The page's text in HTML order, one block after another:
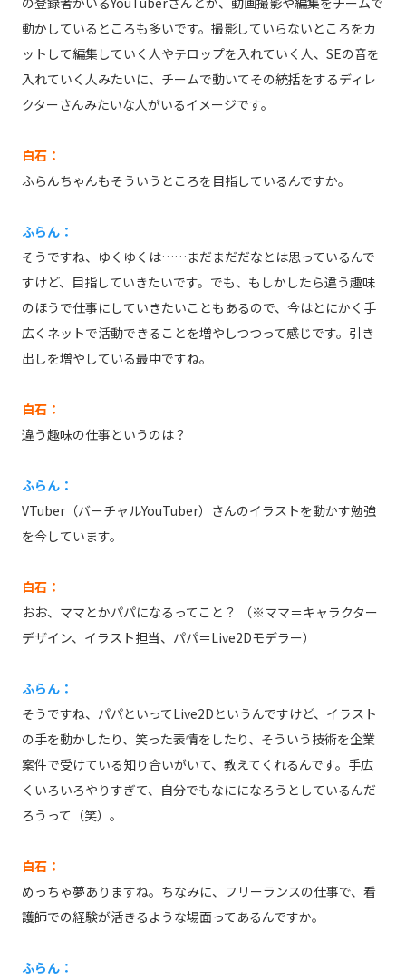
動かしているところも多いです。撮影していらないところをカ
ットして編集していく人やテロップを入れていく人、SEの音を
入れていく人みたいに、チームで動いてその統括をするディレ
クターさんみたいな人がいるイメージです。
白石：
ふらんちゃんもそういうところを目指しているんですか。
ふらん：
そうですね、ゆくゆくは……まだまだだなとは思っているんで
すけど、目指していきたいです。でも、もしかしたら違う趣味
のほうで仕事にしていきたいこともあるので、今はとにかく手
広くネットで活動できることを増やしつつって感じです。引き
出しを増やしている最中ですね。
白石：
違う趣味の仕事というのは？
ふらん：
VTuber（バーチャルYouTuber）さんのイラストを動かす勉強
を今しています。
白石：
おお、ママとかパパになるってこと？ （※ママ＝キャラクター
デザイン、イラスト担当、パパ＝Live2Dモデラー）
ふらん：
そうですね、パパといってLive2Dというんですけど、イラスト
の手を動かしたり、笑った表情をしたり、そういう技術を企業
案件で受けている知り合いがいて、教えてくれるんです。手広
くいろいろやりすぎて、自分でもなにになろうとしているんだ
ろうって（笑）。
白石：
めっちゃ夢ありますね。ちなみに、フリーランスの仕事で、看
護師での経験が活きるような場面ってあるんですか。
ふらん：